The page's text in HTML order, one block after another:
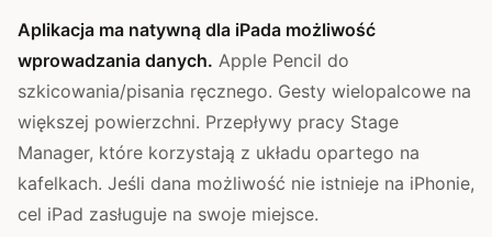
Aplikacja ma natywną dla iPada możliwość
wprowadzania danych. Apple Pencil do
szkicowania/pisania ręcznego. Gesty wielopalcowe na
większej powierzchni. Przepływy pracy Stage
Manager, które korzystają z układu opartego na
kafelkach. Jeśli dana możliwość nie istnieje na iPhonie,
cel iPad zasługuje na swoje miejsce.